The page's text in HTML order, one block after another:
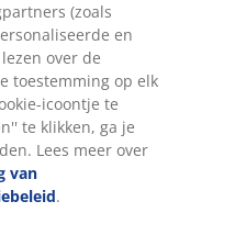
(zoals
en
over de
toestemming op elk
icoontje te
te klikken, ga je
Lees meer over
van
.